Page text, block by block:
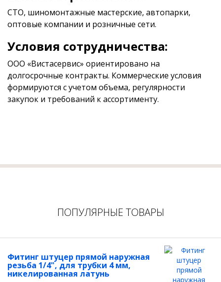
СТО, шиномонтажные мастерские, автопарки,
оптовые компании и розничные сети.
Условия сотрудничества:
ООО «Вистасервис» ориентировано на
долгосрочные контракты. Коммерческие условия
формируются с учетом объема, регулярности
закупок и требований к ассортименту.
ПОПУЛЯРНЫЕ ТОВАРЫ
Фитинг штуцер прямой наружная
резьба 1/4", для трубки 4 мм,
никелированная латунь